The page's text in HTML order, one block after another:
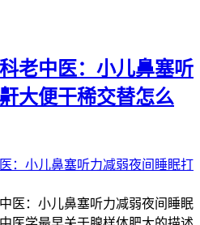
老中医：小儿鼻塞听
大便干稀交替怎么
：小儿鼻塞听力减弱夜间睡眠